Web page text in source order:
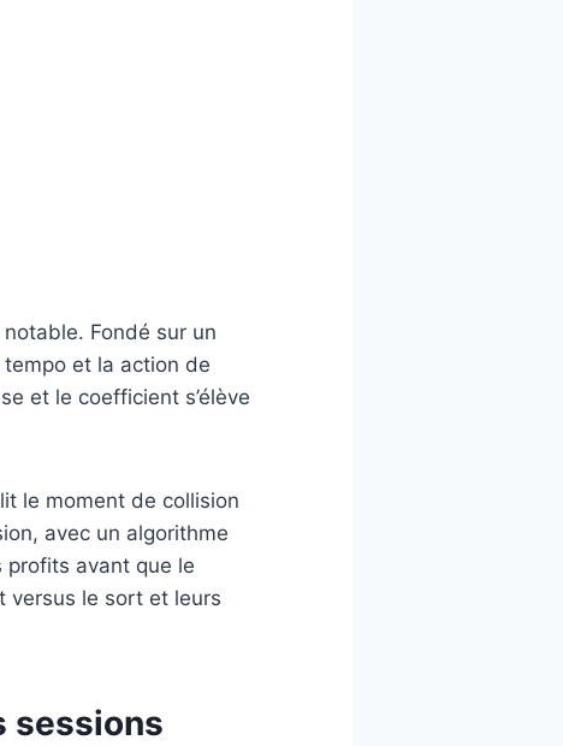
Fondé sur un
et la action de
et le coefficient s’élève
le moment de collision
avec un algorithme
profits avant que le
versus le sort et leurs
sessions